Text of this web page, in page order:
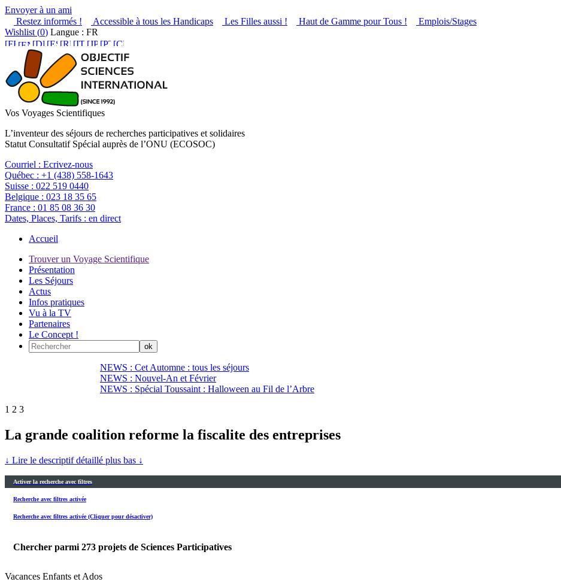
Envoyer à un ami
Restez informés !
Accessible à tous les Handicaps Les Filles aussi ! Haut de Gamme pour Tous !
Emplois/Stages
Wishlist (0) Langue : FR
Vos Voyages Scientifiques
L’inventeur des séjours de recherches participatives et solidaires
Statut Consultatif Spécial auprès de l’ONU (ECOSOC)
Courriel : Ecrivez-nous
Québec : +1 (438) 558-1643
Suisse : 022 519 0440
Belgique : 023 18 35 65
France : 01 85 08 36 30
Dates, Places, Tarifs : en direct
Accueil
Trouver un Voyage Scientifique
Présentation
Les Séjours
Actus
Infos pratiques
Vu à la TV
Partenaires
Le Concept !
NEWS : Cet Automne : tous les séjours
NEWS : Nouvel-An et Février
NEWS : Spécial Toussaint : Halloween au Fil de l’Arbre
1 2 3
La grande coalition reforme la fiscalite des entreprises
↓ Lire le descriptif détaillé plus bas ↓
Activer la recherche avec filtres
Recherche avec filtres activée
Recherche avec filtres activée (Cliquer pour désactiver)
Chercher parmi 273 projets de Sciences Participatives
Vacances Enfants et Ados